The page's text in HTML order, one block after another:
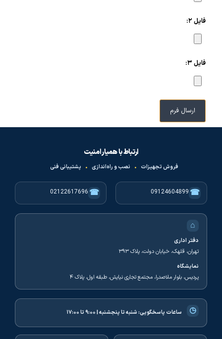
فایل ۲:
فایل ۳:
ارتباط با همیار امنیت
فروش تجهیزات • نصب و راه‌اندازی • پشتیبانی فنی
☎
09124604899
☎
02122617696
⌂
دفتر اداری
تهران، قلهک، خیابان دولت، پلاک ۳۹۳
نمایشگاه
پردیس، بلوار ملاصدرا، مجتمع تجاری نیایش، طبقه اول، پلاک ۴
◷ ساعات پاسخگویی:شنبه تا پنجشنبه | ۹:۰۰ تا ۱۷:۰۰